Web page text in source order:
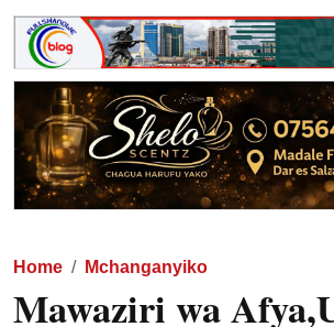
Home Mchanganyiko
Mawaziri wa